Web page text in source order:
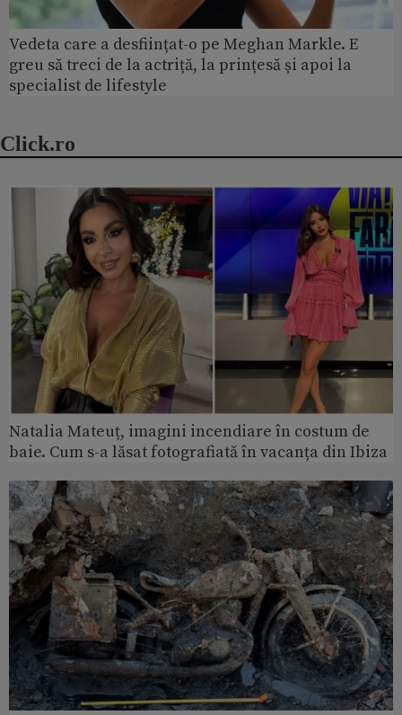
Vedeta care a desființat-o pe Meghan Markle. E
greu să treci de la actriță, la prințesă și apoi la
specialist de lifestyle
Click.ro
Natalia Mateuț, imagini incendiare în costum de
baie. Cum s-a lăsat fotografiată în vacanța din Ibiza